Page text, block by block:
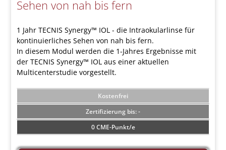
Sehen von nah bis fern
1 Jahr TECNIS Synergy™ IOL - die Intraokularlinse für
kontinuierliches Sehen von nah bis fern.
In diesem Modul werden die 1-Jahres Ergebnisse mit
der TECNIS Synergy™ IOL aus einer aktuellen
Multicenterstudie vorgestellt.
Kostenfrei
-
0 CME-Punkt/e